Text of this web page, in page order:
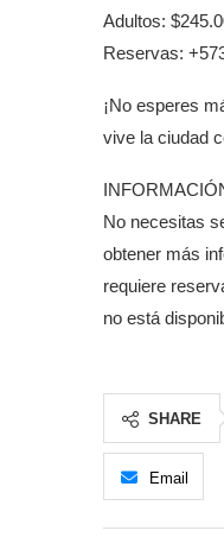
Adultos:
Reservas:
¡No esperes
vive la ciudad
No necesitas
obtener más
requiere
no está
SHARE
Email